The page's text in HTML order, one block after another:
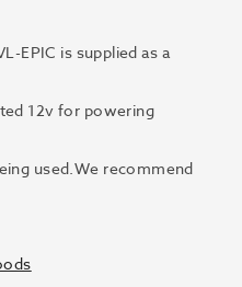
EPIC is supplied as a
12v for powering
used.We recommend